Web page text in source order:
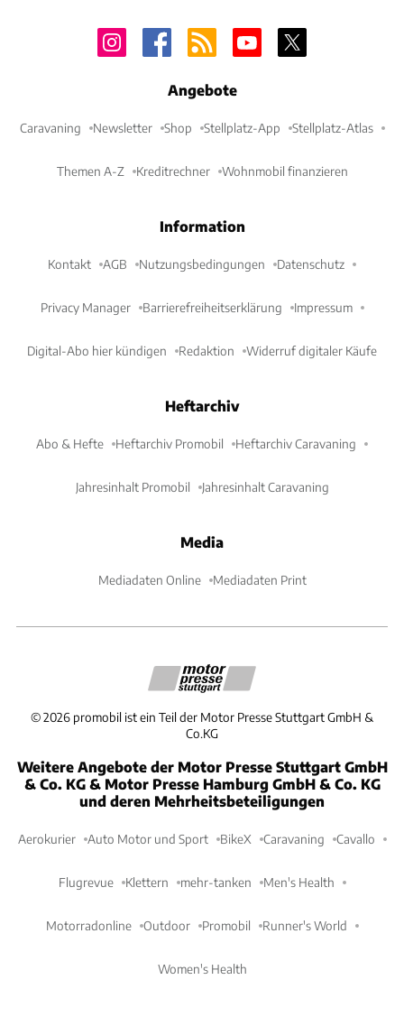
Angebote
Caravaning Newsletter Shop Stellplatz-App Stellplatz-Atlas
Themen A-Z Kreditrechner Wohnmobil finanzieren
Information
Kontakt AGB Nutzungsbedingungen Datenschutz
Privacy Manager Barrierefreiheitserklärung Impressum
Digital-Abo hier kündigen Redaktion Widerruf digitaler Käufe
Heftarchiv
Abo & Hefte Heftarchiv Promobil Heftarchiv Caravaning
Jahresinhalt Promobil Jahresinhalt Caravaning
Media
Mediadaten Online Mediadaten Print
©2026 promobil ist ein Teil der Motor Presse Stuttgart GmbH &
Co.KG
Weitere Angebote der Motor Presse Stuttgart GmbH
& Co. KG & Motor Presse Hamburg GmbH & Co. KG
und deren Mehrheitsbeteiligungen
Aerokurier Auto Motor und Sport BikeX Caravaning Cavallo
Flugrevue Klettern mehr-tanken Men's Health
Motorradonline Outdoor Promobil Runner's World
Women's Health